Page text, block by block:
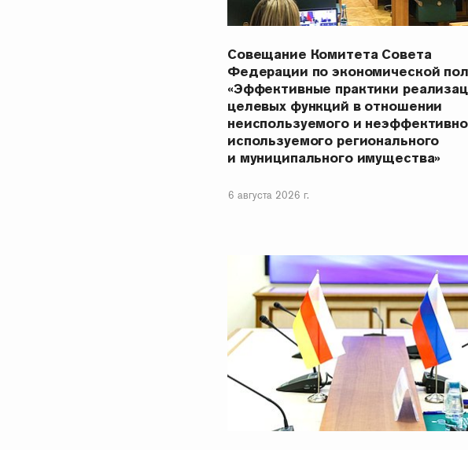
Совещание Комитета Совета
Федерации по экономической
«Эффективные практики
целевых функций в отношении
неиспользуемого и неэффективно
используемого регионального
и муниципального имущества»
6 августа 2026 г.